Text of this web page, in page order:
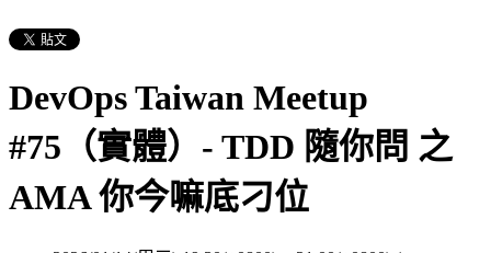
DevOps Taiwan Meetup
#75（實體）- TDD 隨你問 之
AMA 你今嘛底刁位